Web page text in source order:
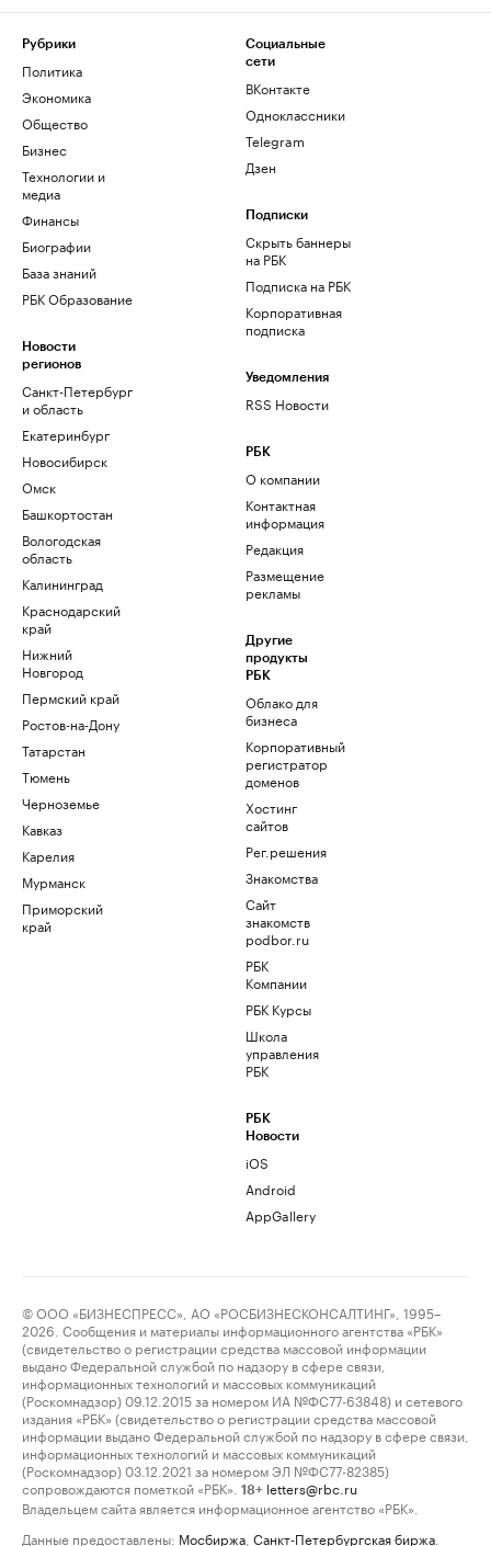
Рубрики
Политика
Экономика
Общество
Бизнес
Технологии и
медиа
Финансы
Биографии
База знаний
РБК Образование
Новости
регионов
Санкт-Петербург
и область
Екатеринбург
Новосибирск
Омск
Башкортостан
Вологодская
область
Калининград
Краснодарский
край
Нижний
Новгород
Пермский край
Ростов-на-Дону
Татарстан
Тюмень
Черноземье
Кавказ
Карелия
Мурманск
Приморский
край
Социальные
сети
ВКонтакте
Одноклассники
Telegram
Дзен
Подписки
Скрыть баннеры
на РБК
Подписка на РБК
Корпоративная
подписка
Уведомления
RSS Новости
РБК
О компании
Контактная
информация
Редакция
Размещение
рекламы
Другие
продукты
РБК
Облако для
бизнеса
Корпоративный
регистратор
доменов
Хостинг
сайтов
Рег.решения
Знакомства
Сайт
знакомств
podbor.ru
РБК
Компании
РБК Курсы
Школа
управления
РБК
РБК
Новости
iOS
Android
AppGallery
© ООО «БИЗНЕСПРЕСС», АО «РОСБИЗНЕСКОНСАЛТИНГ», 1995–
2026. Сообщения и материалы информационного агентства «РБК»
(свидетельство о регистрации средства массовой информации
выдано Федеральной службой по надзору в сфере связи,
информационных технологий и массовых коммуникаций
(Роскомнадзор) 09.12.2015 за номером ИА №ФС77-63848) и сетевого
издания «РБК» (свидетельство о регистрации средства массовой
информации выдано Федеральной службой по надзору в сфере связи,
информационных технологий и массовых коммуникаций
(Роскомнадзор) 03.12.2021 за номером ЭЛ №ФС77-82385)
сопровождаются пометкой «РБК».
18+ letters@rbc.ru
Владельцем сайта является информационное агентство «РБК».
Данные предоставлены: Мосбиржа Санкт-Петербургская биржа